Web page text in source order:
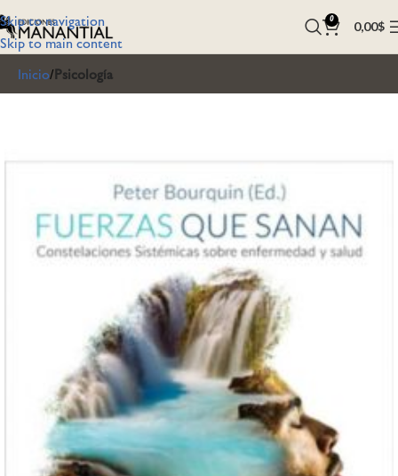
Skip to navigation
Skip to main content
0 0,00$
Inicio Psicología